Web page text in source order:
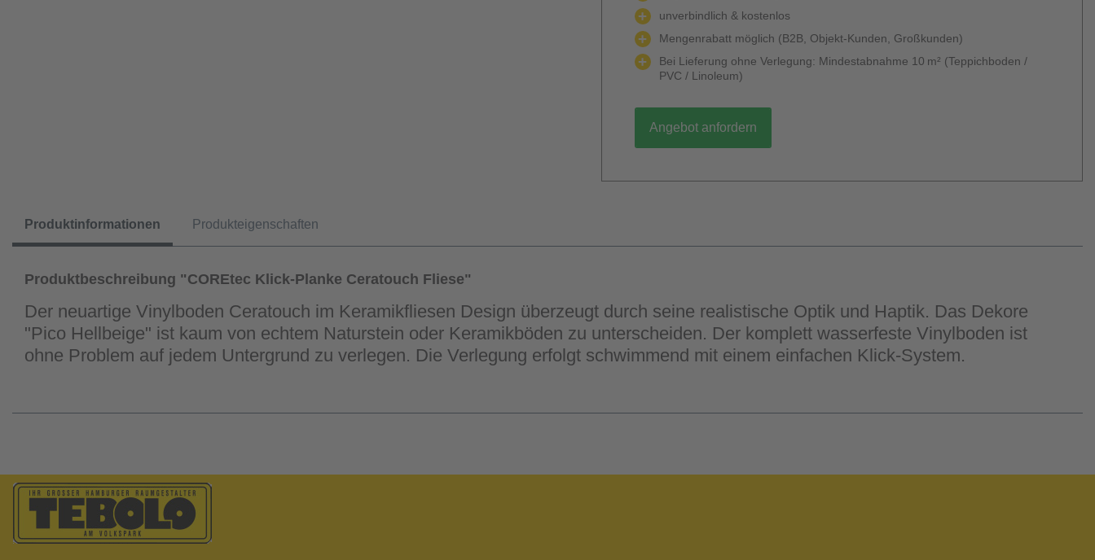
unverbindlich & kostenlos
Mengenrabatt möglich (B2B, Objekt-Kunden, Großkunden)
Bei Lieferung ohne Verlegung: Mindestabnahme 10 m² (Teppichboden /
PVC / Linoleum)
Angebot anfordern
Produktinformationen Produkteigenschaften
Produktbeschreibung "COREtec Klick-Planke Ceratouch Fliese"
Der neuartige Vinylboden Ceratouch im Keramikfliesen Design überzeugt durch seine realistische Optik und Haptik. Das Dekore
"Pico Hellbeige" ist kaum von echtem Naturstein oder Keramikböden zu unterscheiden. Der komplett wasserfeste Vinylboden ist
ohne Problem auf jedem Untergrund zu verlegen. Die Verlegung erfolgt schwimmend mit einem einfachen Klick-System.